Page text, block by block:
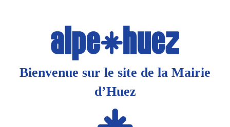
Bienvenue sur le site de la Mairie
d’Huez